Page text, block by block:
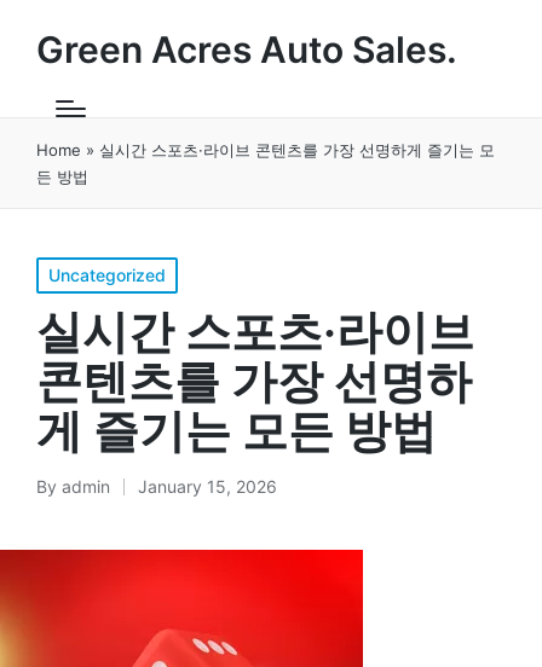
Green Acres Auto Sales.
Home » 실시간 스포츠·라이브 콘텐츠를 가장 선명하게 즐기는 모
든 방법
Posted
in
Uncategorized
실시간 스포츠·라이브
콘텐츠를 가장 선명하
게 즐기는 모든 방법
Posted
By admin January 15, 2026